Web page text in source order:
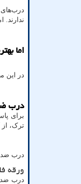
درب‌های
اما
در این
درب
برای
ترک،
درب
ورقه
درب ضد